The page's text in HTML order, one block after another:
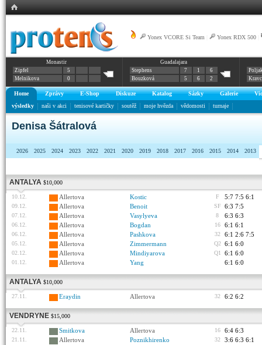
Yonex VCORE Si Team Yonex RDX 500
Monastir
Zipfel
5
Melnikova
0
Guadalajara
Stephens
7 1
6
Bouzková
5 6 2
Home Zprávy E-Shop Diskuze Katalog Sázky Galerie
výsledky
naši v akci tenisové kartičky soutěž moje hvězda vědomosti turnaje
Denisa Šátralová
2026 2025 2024 2023 2022 2021 2020 2019 2018 2017 2016 2015 2014 2013
ANTALYA $10,000
10.12. Allertova Kostic F 5:7 7:5 6:1
09.12. Allertova Benoit SF 6:3 7:5
07.12. Allertova Vasylyeva 8 6:3 6:3
06.12. Allertova Bogdan 16 6:1 6:1
06.12. Allertova Pashkova 32 6:1 2:6 7:5
05.12. Allertova Zimmermann Q2 6:1 6:0
02.12. Allertova Mindiyarova Q1 6:1 6:0
01.12. Allertova Yang 6:1 6:0
ANTALYA $10,000
27.11. Eraydin Allertova 32 6:2 6:2
VENDRYNE $15,000
22.11. Smitkova Allertova 16 6:4 6:3
21.11. Allertova Poznikhirenko 32 3:6 6:3 6:1